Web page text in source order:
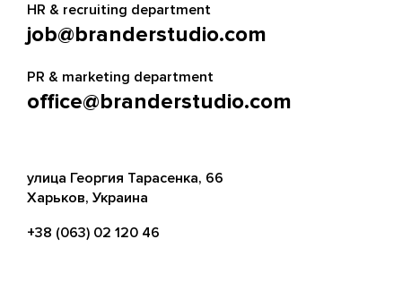
HR & recruiting department
job@branderstudio.com
PR & marketing department
office@branderstudio.com
улица Георгия Тарасенка, 66
Харьков, Украина
+38 (063) 02 120 46